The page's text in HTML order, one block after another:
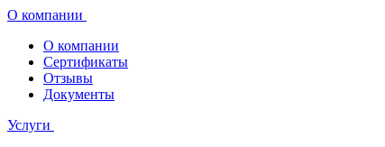
О компании
О компании
Сертификаты
Отзывы
Документы
Услуги